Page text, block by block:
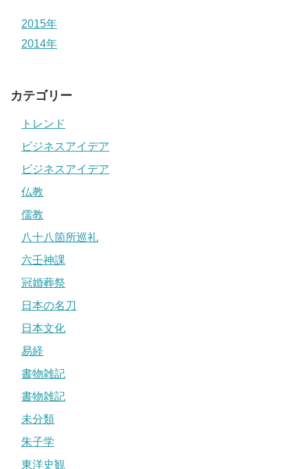
2015年
2014年
カテゴリー
トレンド
ビジネスアイデア
ビジネスアイデア
仏教
儒教
八十八箇所巡礼
六壬神課
冠婚葬祭
日本の名刀
日本文化
易経
書物雑記
書物雑記
未分類
朱子学
東洋史観